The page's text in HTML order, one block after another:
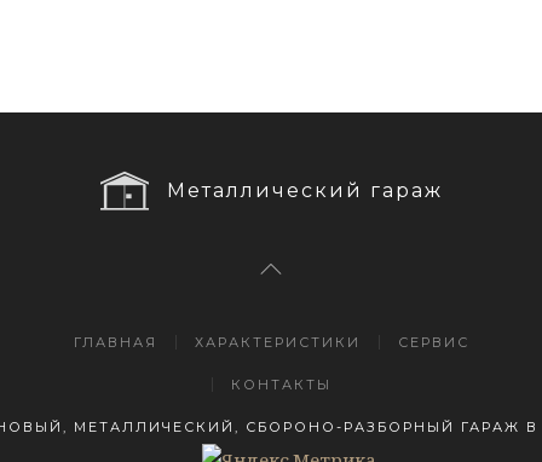
Металлический гараж
ГЛАВНАЯ ХАРАКТЕРИСТИКИ СЕРВИС
КОНТАКТЫ
МЕТАЛЛИЧЕСКИЙ, СБОРОНО-РАЗБОРНЫЙ ГАРАЖ